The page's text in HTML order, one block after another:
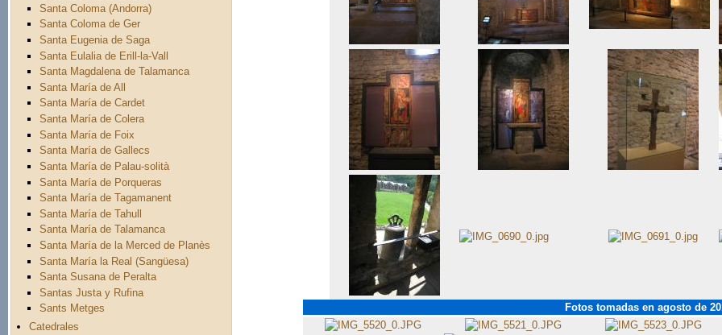
Santa Coloma (Andorra)
Santa Coloma de Ger
Santa Eugenia de Saga
Santa Eulalia de Erill-la-Vall
Santa Magdalena de Talamanca
Santa María de All
Santa María de Cardet
Santa María de Colera
Santa María de Foix
Santa María de Gallecs
Santa María de Palau-solità
Santa María de Porqueras
Santa María de Tagamanent
Santa María de Tahull
Santa María de Talamanca
Santa María de la Merced de Planès
Santa María la Real (Sangüesa)
Santa Susana de Peralta
Santas Justa y Rufina
Sants Metges
Catedrales
Fotos tomadas en agosto de